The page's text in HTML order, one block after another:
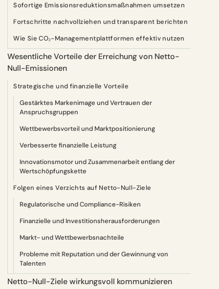
Sofortige Emissionsreduktionsmaßnahmen umsetzen
Fortschritte nachvollziehen und transparent berichten
Wie Sie CO₂-Managementplattformen effektiv nutzen
Wesentliche Vorteile der Erreichung von Netto-
Null-Emissionen
Strategische und finanzielle Vorteile
Gestärktes Markenimage und Vertrauen der
Anspruchsgruppen
Wettbewerbsvorteil und Marktpositionierung
Verbesserte finanzielle Leistung
Innovationsmotor und Zusammenarbeit entlang der
Wertschöpfungskette
Folgen eines Verzichts auf Netto-Null-Ziele
Regulatorische und Compliance-Risiken
Finanzielle und Investitionsherausforderungen
Markt- und Wettbewerbsnachteile
Probleme mit Reputation und der Gewinnung von
Talenten
Netto-Null-Ziele wirkungsvoll kommunizieren